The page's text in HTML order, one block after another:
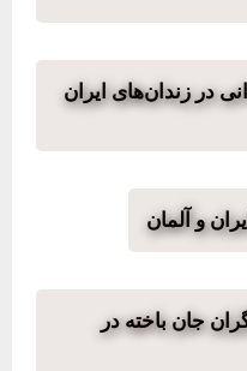
۱۰۹ زندانی در زندان‌های ایران
و آلمان
کارگران جان باخته در